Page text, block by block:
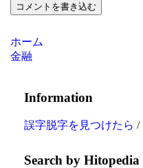
コメントを書き込む
ホーム
金融
Information
誤字脱字を見つけたら /
Search by Hitopedia